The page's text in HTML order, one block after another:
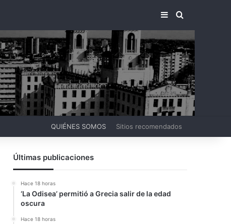
BARRA LATERAL
BUSCAR
QUIÉNES SOMOS Sitios recomendados
Últimas publicaciones
Hace 18 horas
‘La Odisea’ permitió a Grecia salir de la edad
oscura
Hace 18 horas